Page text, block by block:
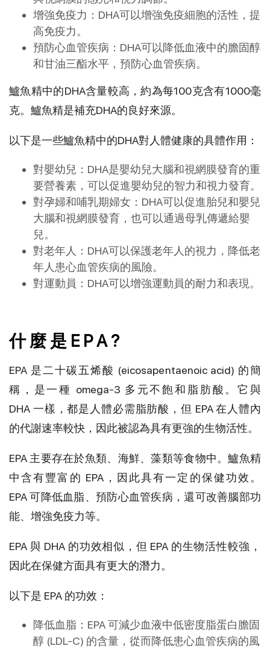
增強免疫力：DHA可以增強免疫細胞的活性，提
高免疫力。
預防心血管疾病：DHA可以降低血液中的膽固醇
和甘油三酯水平，預防心血管疾病。
鱸魚精中的DHA含量較高，約為每100克含有1000毫
克。鱸魚精是補充DHA的良好來源。
以下是一些鱸魚精中的DHA對人體健康的具體作用：
對嬰幼兒：DHA是嬰幼兒大腦和視網膜發育的重
要營養素，可以促進嬰幼兒的智力和視力發育。
對孕婦和哺乳期婦女：DHA可以促進胎兒和嬰兒
大腦和視網膜發育，也可以通過母乳傳遞給嬰
兒。
對老年人：DHA可以保護老年人的視力，降低老
年人患心血管疾病的風險。
對運動員：DHA可以增強運動員的耐力和表現。
什 麼 是 E P A ?
EPA 是二十碳五烯酸 (eicosapentaenoic acid) 的簡
稱，是一種 omega-3 多元不飽和脂肪酸。它與
DHA 一樣，都是人體必需脂肪酸，但 EPA 在人體內
的代謝速率較快，因此被認為具有更強的生物活性。
EPA 主要存在於魚類、海鮮、藻類等食物中。鱸魚精
中含有豐富的 EPA，因此具有一定的保健功效。
EPA 可降低血脂、預防心血管疾病，還可改善腦部功
能、增強免疫力等。
EPA 與 DHA 的功效相似，但 EPA 的生物活性較強，
因此在保健方面具有更大的潛力。
以下是 EPA 的功效：
降低血脂：EPA 可減少血液中低密度脂蛋白膽固
醇 (LDL-C) 的含量，從而降低患心血管疾病的風